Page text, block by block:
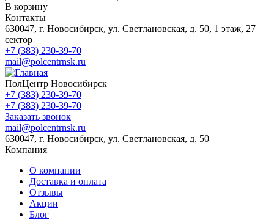
В корзину
Контакты
630047, г. Новосибирск, ул. Светлановская, д. 50, 1 этаж, 27
сектор
+7 (383) 230-39-70
mail@polcentrnsk.ru
ПолЦентр Новосибирск
+7 (383) 230-39-70
+7 (383) 230-39-70
Заказать звонок
mail@polcentrnsk.ru
630047, г. Новосибирск, ул. Светлановская, д. 50
Компания
О компании
Доставка и оплата
Отзывы
Акции
Блог